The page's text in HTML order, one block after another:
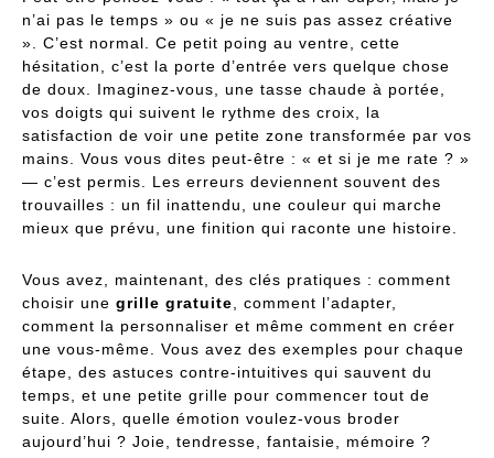
n’ai pas le temps » ou « je ne suis pas assez créative
». C’est normal. Ce petit poing au ventre, cette
hésitation, c’est la porte d’entrée vers quelque chose
de doux. Imaginez-vous, une tasse chaude à portée,
vos doigts qui suivent le rythme des croix, la
satisfaction de voir une petite zone transformée par vos
mains. Vous vous dites peut-être : « et si je me rate ? »
— c’est permis. Les erreurs deviennent souvent des
trouvailles : un fil inattendu, une couleur qui marche
mieux que prévu, une finition qui raconte une histoire.
Vous avez, maintenant, des clés pratiques : comment
choisir une grille gratuite, comment l’adapter,
comment la personnaliser et même comment en créer
une vous-même. Vous avez des exemples pour chaque
étape, des astuces contre-intuitives qui sauvent du
temps, et une petite grille pour commencer tout de
suite. Alors, quelle émotion voulez-vous broder
aujourd’hui ? Joie, tendresse, fantaisie, mémoire ?